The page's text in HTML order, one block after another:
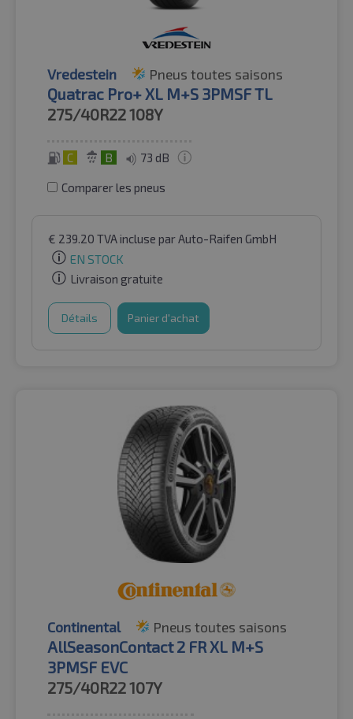
Vredestein Pneus toutes saisons
Quatrac Pro+ XL M+S 3PMSF TL
275/40R22108Y
C B 73 dB
Comparer les pneus
€ 239.20 TVA incluse par Auto-Raifen GmbH
EN STOCK
Livraison gratuite
Détails Panier d'achat
Continental Pneus toutes saisons
AllSeasonContact 2 FR XL M+S
3PMSF EVC
275/40R22107Y